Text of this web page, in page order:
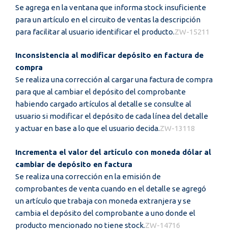
Se agrega en la ventana que informa stock insuficiente
para un artículo en el circuito de ventas la descripción
para facilitar al usuario identificar el producto.ZW-15211
Inconsistencia al modificar depósito en factura de
compra
Se realiza una corrección al cargar una factura de compra
para que al cambiar el depósito del comprobante
habiendo cargado artículos al detalle se consulte al
usuario si modificar el depósito de cada línea del detalle
y actuar en base a lo que el usuario decida.ZW-13118
Incrementa el valor del artículo con moneda dólar al
cambiar de depósito en factura
Se realiza una corrección en la emisión de
comprobantes de venta cuando en el detalle se agregó
un artículo que trabaja con moneda extranjera y se
cambia el depósito del comprobante a uno donde el
producto mencionado no tiene stock.ZW-14716